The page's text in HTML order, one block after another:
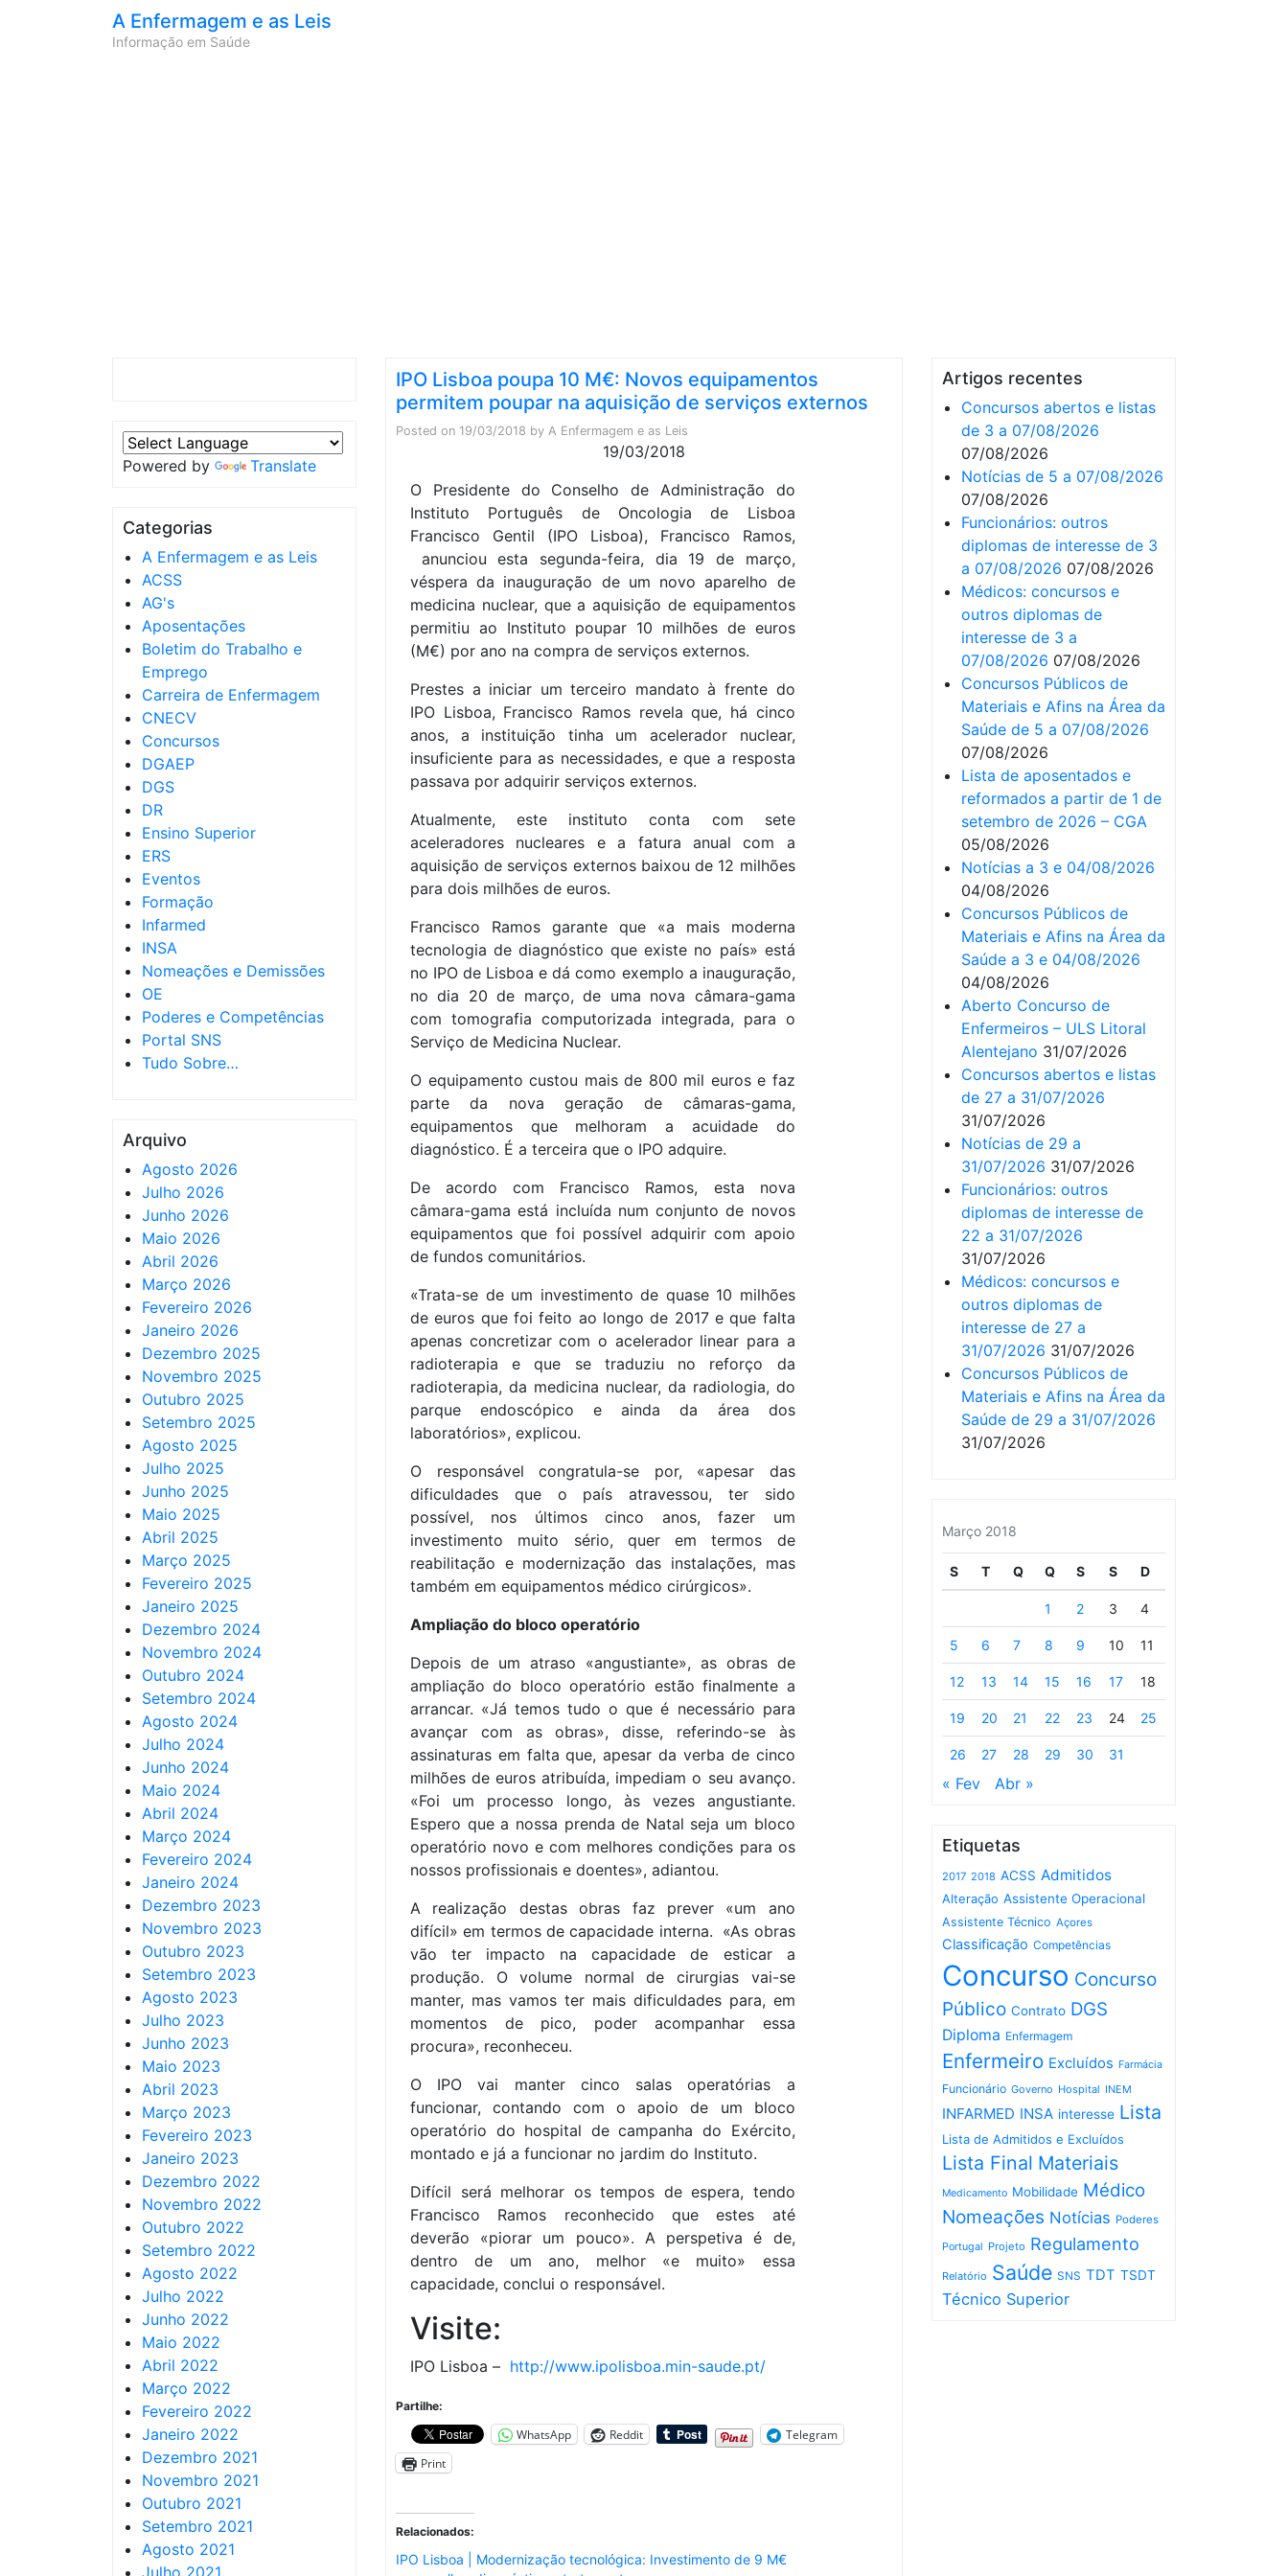
A Enfermagem e as Leis
Informação em Saúde
Powered by Translate
Categorias
A Enfermagem e as Leis
ACSS
AG's
Aposentações
Boletim do Trabalho e
Emprego
Carreira de Enfermagem
CNECV
Concursos
DGAEP
DGS
DR
Ensino Superior
ERS
Eventos
Formação
Infarmed
INSA
Nomeações e Demissões
OE
Poderes e Competências
Portal SNS
Tudo Sobre…
Arquivo
Agosto 2026
Julho 2026
Junho 2026
Maio 2026
Abril 2026
Março 2026
Fevereiro 2026
Janeiro 2026
Dezembro 2025
Novembro 2025
Outubro 2025
Setembro 2025
Agosto 2025
Julho 2025
Junho 2025
Maio 2025
Abril 2025
Março 2025
Fevereiro 2025
Janeiro 2025
Dezembro 2024
Novembro 2024
Outubro 2024
Setembro 2024
Agosto 2024
Julho 2024
Junho 2024
Maio 2024
Abril 2024
Março 2024
Fevereiro 2024
Janeiro 2024
Dezembro 2023
Novembro 2023
Outubro 2023
Setembro 2023
Agosto 2023
Julho 2023
Junho 2023
Maio 2023
Abril 2023
Março 2023
Fevereiro 2023
Janeiro 2023
Dezembro 2022
Novembro 2022
Outubro 2022
Setembro 2022
Agosto 2022
Julho 2022
Junho 2022
Maio 2022
Abril 2022
Março 2022
Fevereiro 2022
Janeiro 2022
Dezembro 2021
Novembro 2021
Outubro 2021
Setembro 2021
Agosto 2021
Julho 2021
IPO Lisboa poupa 10 M€: Novos equipamentos
permitem poupar na aquisição de serviços externos
Posted on 19/03/2018 by A Enfermagem e as Leis
19/03/2018
O Presidente do Conselho de Administração do
Instituto Português de Oncologia de Lisboa
Francisco Gentil (IPO Lisboa), Francisco Ramos,
anunciou esta segunda-feira, dia 19 de março,
véspera da inauguração de um novo aparelho de
medicina nuclear, que a aquisição de equipamentos
permitiu ao Instituto poupar 10 milhões de euros
(M€) por ano na compra de serviços externos.
Prestes a iniciar um terceiro mandato à frente do
IPO Lisboa, Francisco Ramos revela que, há cinco
anos, a instituição tinha um acelerador nuclear,
insuficiente para as necessidades, e que a resposta
passava por adquirir serviços externos.
Atualmente, este instituto conta com sete
aceleradores nucleares e a fatura anual com a
aquisição de serviços externos baixou de 12 milhões
para dois milhões de euros.
Francisco Ramos garante que «a mais moderna
tecnologia de diagnóstico que existe no país» está
no IPO de Lisboa e dá como exemplo a inauguração,
no dia 20 de março, de uma nova câmara-gama
com tomografia computorizada integrada, para o
Serviço de Medicina Nuclear.
O equipamento custou mais de 800 mil euros e faz
parte da nova geração de câmaras-gama,
equipamentos que melhoram a acuidade do
diagnóstico. É a terceira que o IPO adquire.
De acordo com Francisco Ramos, esta nova
câmara-gama está incluída num conjunto de novos
equipamentos que foi possível adquirir com apoio
de fundos comunitários.
«Trata-se de um investimento de quase 10 milhões
de euros que foi feito ao longo de 2017 e que falta
apenas concretizar com o acelerador linear para a
radioterapia e que se traduziu no reforço da
radioterapia, da medicina nuclear, da radiologia, do
parque endoscópico e ainda da área dos
laboratórios», explicou.
O responsável congratula-se por, «apesar das
dificuldades que o país atravessou, ter sido
possível, nos últimos cinco anos, fazer um
investimento muito sério, quer em termos de
reabilitação e modernização das instalações, mas
também em equipamentos médico cirúrgicos».
Ampliação do bloco operatório
Depois de um atraso «angustiante», as obras de
ampliação do bloco operatório estão finalmente a
arrancar. «Já temos tudo o que é necessário para
avançar com as obras», disse, referindo-se às
assinaturas em falta que, apesar da verba de cinco
milhões de euros atribuída, impediam o seu avanço.
«Foi um processo longo, às vezes angustiante.
Espero que a nossa prenda de Natal seja um bloco
operatório novo e com melhores condições para os
nossos profissionais e doentes», adiantou.
A realização destas obras faz prever «um ano
difícil» em termos de capacidade interna. «As obras
vão ter impacto na capacidade de esticar a
produção. O volume normal de cirurgias vai-se
manter, mas vamos ter mais dificuldades para, em
momentos de pico, poder acompanhar essa
procura», reconheceu.
O IPO vai manter cinco salas operatórias a
funcionar, contando com o apoio de um bloco
operatório do hospital de campanha do Exército,
montado e já a funcionar no jardim do Instituto.
Difícil será melhorar os tempos de espera, tendo
Francisco Ramos reconhecido que estes até
deverão «piorar um pouco». A perspetiva é de,
dentro de um ano, melhor «e muito» essa
capacidade, conclui o responsável.
Visite:
IPO Lisboa – http://www.ipolisboa.min-saude.pt/
Partilhe:
WhatsApp Reddit
Telegram
Print
Relacionados:
IPO Lisboa | Modernização tecnológica: Investimento de 9 M€
Artigos recentes
Concursos abertos e listas
de 3 a 07/08/2026
07/08/2026
Notícias de 5 a 07/08/2026
07/08/2026
Funcionários: outros
diplomas de interesse de 3
a 07/08/2026 07/08/2026
Médicos: concursos e
outros diplomas de
interesse de 3 a
07/08/2026 07/08/2026
Concursos Públicos de
Materiais e Afins na Área da
Saúde de 5 a 07/08/2026
07/08/2026
Lista de aposentados e
reformados a partir de 1 de
setembro de 2026 – CGA
05/08/2026
Notícias a 3 e 04/08/2026
04/08/2026
Concursos Públicos de
Materiais e Afins na Área da
Saúde a 3 e 04/08/2026
04/08/2026
Aberto Concurso de
Enfermeiros – ULS Litoral
Alentejano 31/07/2026
Concursos abertos e listas
de 27 a 31/07/2026
31/07/2026
Notícias de 29 a
31/07/2026 31/07/2026
Funcionários: outros
diplomas de interesse de
22 a 31/07/2026
31/07/2026
Médicos: concursos e
outros diplomas de
interesse de 27 a
31/07/2026 31/07/2026
Concursos Públicos de
Materiais e Afins na Área da
Saúde de 29 a 31/07/2026
31/07/2026
Março 2018
S T Q Q S S D
1 2 3 4
5 6 7 8 9 10 11
12 13 14 15 16 17 18
19 20 21 22 23 24 25
26 27 28 29 30 31
« Fev Abr »
Etiquetas
2017 2018 ACSS Admitidos
Alteração Assistente Operacional
Assistente Técnico Açores
Classificação Competências
Concurso Concurso
Público Contrato DGS
Diploma Enfermagem
Enfermeiro Excluídos Farmácia
Funcionário Governo Hospital INEM
INFARMED INSA interesse Lista
Lista de Admitidos e Excluídos
Lista Final Materiais
Medicamento Mobilidade Médico
Nomeações Notícias Poderes
Portugal Projeto Regulamento
Relatório Saúde SNS TDT TSDT
Técnico Superior